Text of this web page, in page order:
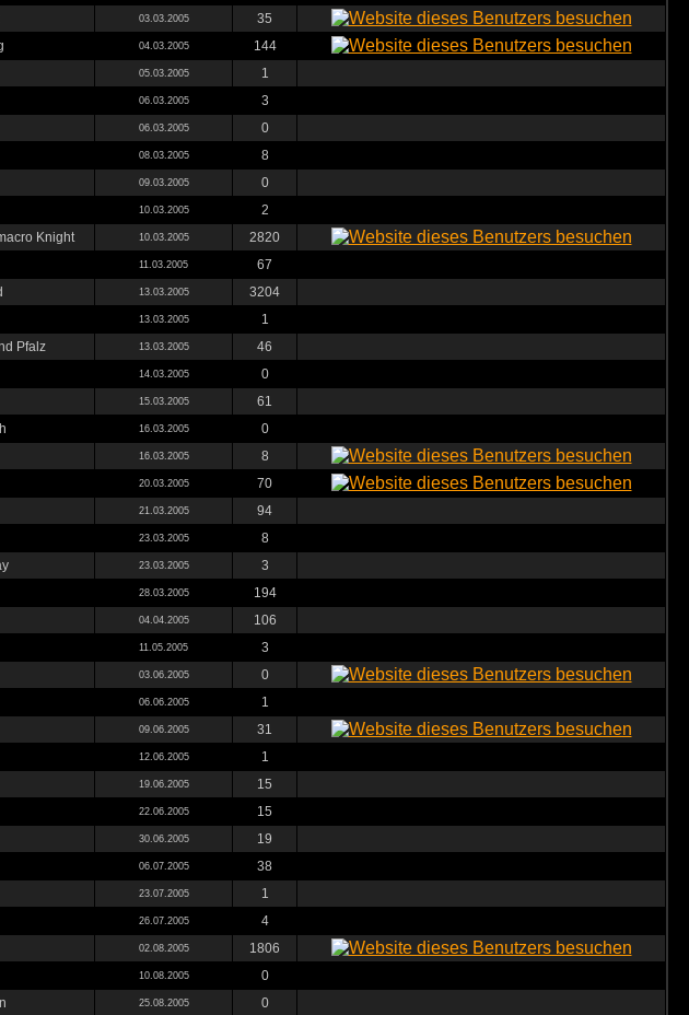
03.03.2005
35
04.03.2005
144
05.03.2005
1
06.03.2005
3
06.03.2005
0
08.03.2005
8
09.03.2005
0
10.03.2005
2
Knight 10.03.2005
2820
11.03.2005
67
13.03.2005
3204
13.03.2005
1
Pfalz 13.03.2005
46
14.03.2005
0
15.03.2005
61
16.03.2005
0
16.03.2005
8
20.03.2005
70
21.03.2005
94
23.03.2005
8
23.03.2005
3
28.03.2005
194
04.04.2005
106
11.05.2005
3
03.06.2005
0
06.06.2005
1
09.06.2005
31
12.06.2005
1
19.06.2005
15
22.06.2005
15
30.06.2005
19
06.07.2005
38
23.07.2005
1
26.07.2005
4
02.08.2005
1806
10.08.2005
0
25.08.2005 0